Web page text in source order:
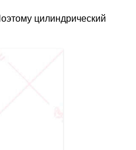
цилиндрический